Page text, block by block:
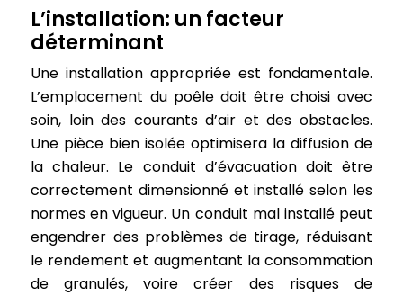
L’installation: un facteur
déterminant
Une installation appropriée est fondamentale.
L’emplacement du poêle doit être choisi avec
soin, loin des courants d’air et des obstacles.
Une pièce bien isolée optimisera la diffusion de
la chaleur. Le conduit d’évacuation doit être
correctement dimensionné et installé selon les
normes en vigueur. Un conduit mal installé peut
engendrer des problèmes de tirage, réduisant
le rendement et augmentant la consommation
de granulés, voire créer des risques de